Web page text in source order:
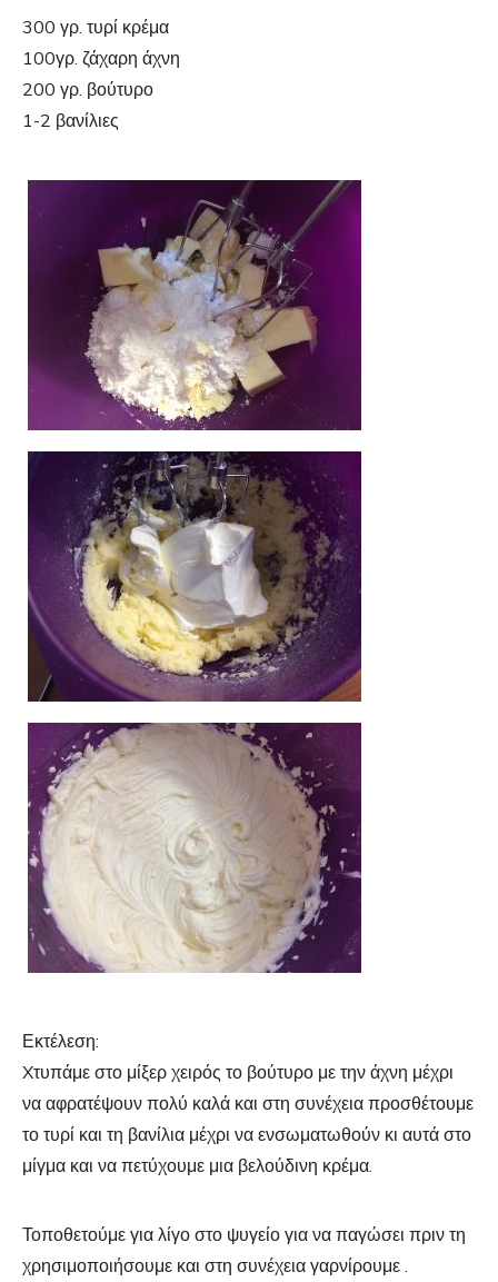
300 γρ. τυρί κρέμα
100γρ. ζάχαρη άχνη
200 γρ. βούτυρο
1-2 βανίλιες
Εκτέλεση:
Xτυπάμε στο μίξερ χειρός το βούτυρο με την άχνη μέχρι
να αφρατέψουν πολύ καλά και στη συνέχεια προσθέτουμε
το τυρί και τη βανίλια μέχρι να ενσωματωθούν κι αυτά στο
μίγμα και να πετύχουμε μια βελούδινη κρέμα.
Τοποθετούμε για λίγο στο ψυγείο για να παγώσει πριν τη
χρησιμοποιήσουμε και στη συνέχεια γαρνίρουμε .